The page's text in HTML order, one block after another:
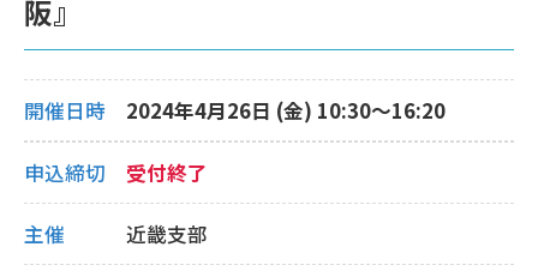
阪』
開催日時 2024年4月26日 (金) 10:30〜16:20
申込締切 受付終了
主催 近畿支部